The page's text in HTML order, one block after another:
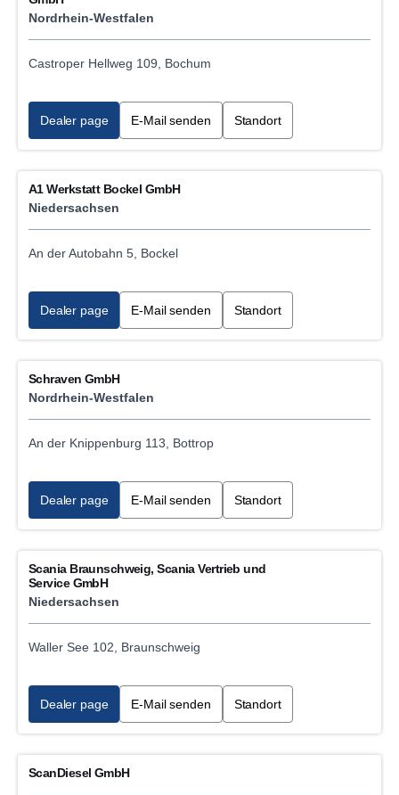
Nordrhein-Westfalen
Castroper Hellweg 109, Bochum
Dealer page E-Mail senden Standort
A1 Werkstatt Bockel GmbH
Niedersachsen
An der Autobahn 5, Bockel
Dealer page E-Mail senden Standort
Schraven GmbH
Nordrhein-Westfalen
An der Knippenburg 113, Bottrop
Dealer page E-Mail senden Standort
Scania Braunschweig, Scania Vertrieb und
Service GmbH
Niedersachsen
Waller See 102, Braunschweig
Dealer page E-Mail senden Standort
ScanDiesel GmbH